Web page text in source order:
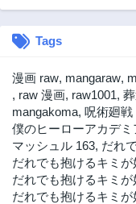
第77話
第75話
11ヶ月前
第73話
1年前
第71話
1年前
Tags
漫画 raw, mangaraw,
, raw 漫画, raw1001,
mangakoma, 呪術廻戦
僕のヒーローアカデミ
マッシュル 163, だれ
だれでも抱けるキミ
だれでも抱けるキミ
だれでも抱けるキミ